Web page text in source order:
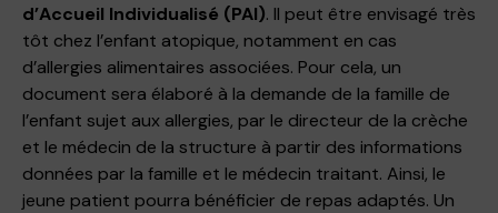
d’Accueil Individualisé (PAI). Il peut être envisagé très
tôt chez l’enfant atopique, notamment en cas
d’allergies alimentaires associées. Pour cela, un
document sera élaboré à la demande de la famille de
l’enfant sujet aux allergies, par le directeur de la crèche
et le médecin de la structure à partir des informations
données par la famille et le médecin traitant. Ainsi, le
jeune patient pourra bénéficier de repas adaptés. Un